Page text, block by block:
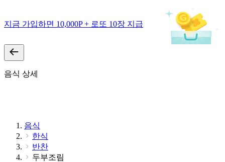
지금 가입하면 10,000P + 로또 10장 지급
음식 상세
음식
한식
반찬
두부조림